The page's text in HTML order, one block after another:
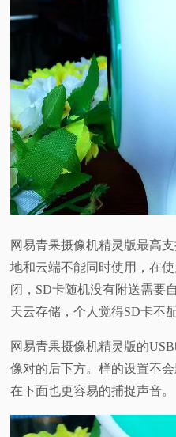
网易青果摄像机精灵版最高
地和云端不能同时使用，在
闭，SD卡随机没有附送需要
天云存储，个人觉得SD卡不
网易青果摄像机精灵版的
像对的后下方。样的设置不
在下面也更容易的捕捉声音。